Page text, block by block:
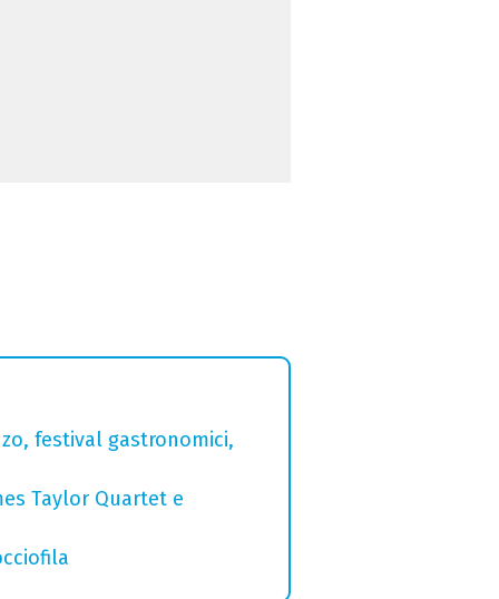
festival gastronomici,
Taylor Quartet e